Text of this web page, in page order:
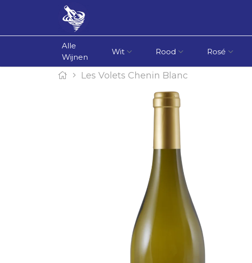
Alle
Wijnen
Wit Rood Rosé
Les Volets Chenin Blanc